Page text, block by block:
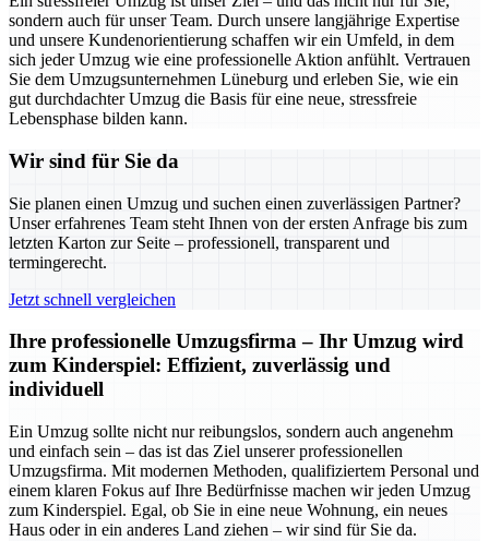
sondern auch für unser Team. Durch unsere langjährige Expertise
und unsere Kundenorientierung schaffen wir ein Umfeld, in dem
sich jeder Umzug wie eine professionelle Aktion anfühlt. Vertrauen
Sie dem Umzugsunternehmen Lüneburg und erleben Sie, wie ein
gut durchdachter Umzug die Basis für eine neue, stressfreie
Lebensphase bilden kann.
Wir sind für Sie da
Sie planen einen Umzug und suchen einen zuverlässigen Partner?
Unser erfahrenes Team steht Ihnen von der ersten Anfrage bis zum
letzten Karton zur Seite – professionell, transparent und
termingerecht.
Jetzt schnell vergleichen
Ihre professionelle Umzugsfirma – Ihr Umzug wird
zum Kinderspiel: Effizient, zuverlässig und
individuell
Ein Umzug sollte nicht nur reibungslos, sondern auch angenehm
und einfach sein – das ist das Ziel unserer professionellen
Umzugsfirma. Mit modernen Methoden, qualifiziertem Personal und
einem klaren Fokus auf Ihre Bedürfnisse machen wir jeden Umzug
zum Kinderspiel. Egal, ob Sie in eine neue Wohnung, ein neues
Haus oder in ein anderes Land ziehen – wir sind für Sie da.